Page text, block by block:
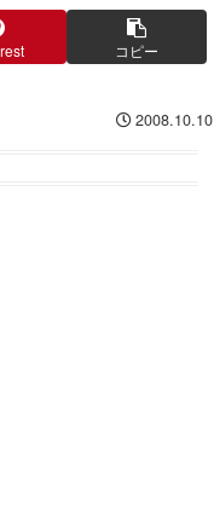
コピー
2008.10.10